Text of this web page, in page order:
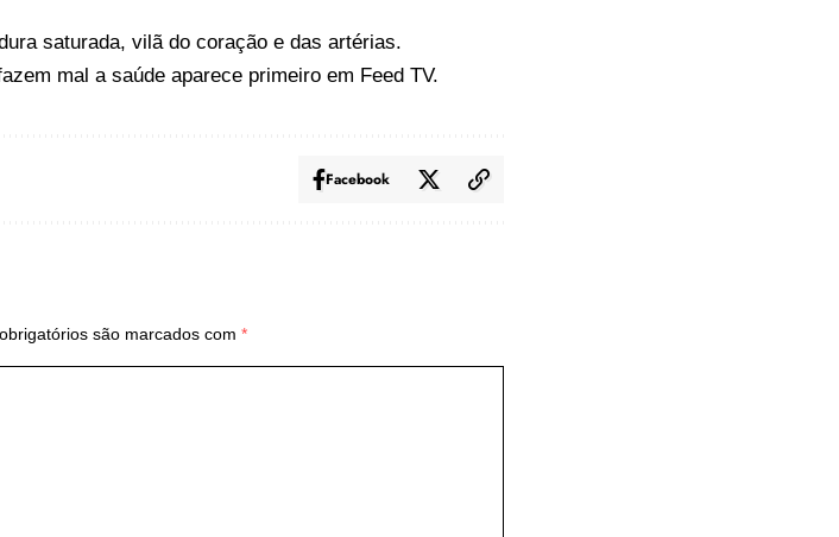
saturada, vilã do coração e das artérias.
mal a saúde aparece primeiro em Feed TV.
Facebook
são marcados com *